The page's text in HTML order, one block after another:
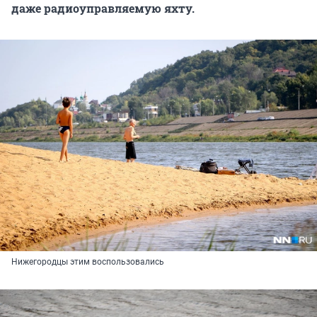
даже радиоуправляемую яхту.
Нижегородцы этим воспользовались